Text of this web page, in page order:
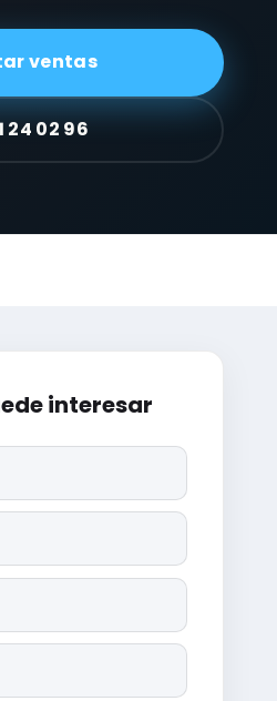
ventas
24 02 96
interesar